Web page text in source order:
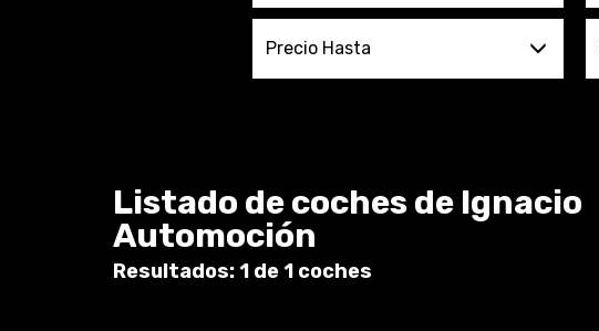
Precio Hasta
Listado de coches de Ignacio
Automoción
Resultados: 1 de 1 coches